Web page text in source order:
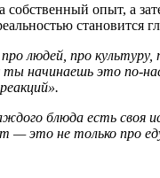
опыт, а
становится
людей, про
ты начинаешь это
блюда есть своя
— это не только про